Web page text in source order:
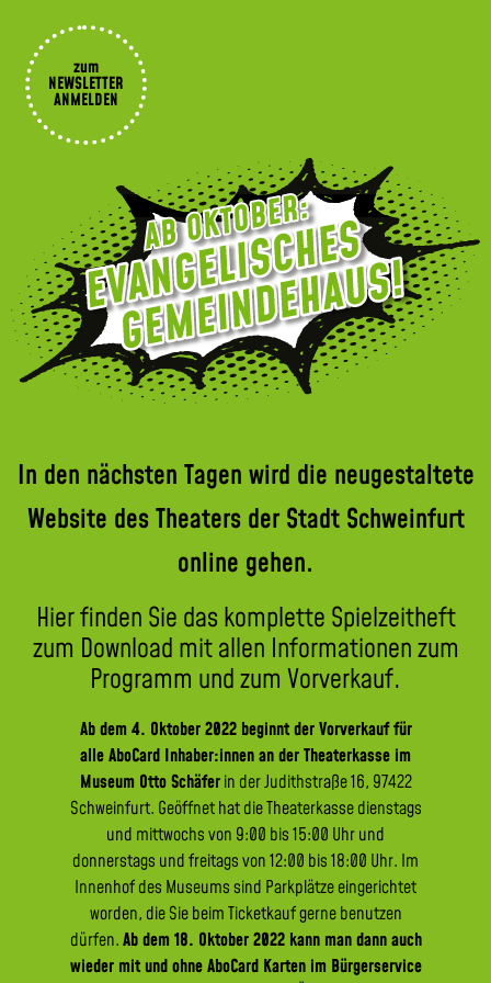
zum
NEWSLETTER
ANMELDEN
In den nächsten Tagen wird die neugestaltete
Website des Theaters der Stadt Schweinfurt
online gehen.
Hier finden Sie das komplette Spielzeitheft
zum Download mit allen Informationen zum
Programm und zum Vorverkauf.
Ab dem 4. Oktober 2022 beginnt der Vorverkauf für
alle AboCard Inhaber:innen an der Theaterkasse im
Museum Otto Schäferin der Judithstraße 16, 97422
Schweinfurt. Geöffnet hat die Theaterkasse dienstags
und mittwochs von 9:00 bis 15:00 Uhr und
donnerstags und freitags von 12:00 bis 18:00 Uhr. Im
Innenhof des Museums sind Parkplätze eingerichtet
worden, die Sie beim Ticketkauf gerne benutzen
dürfen.Ab dem 18. Oktober 2022 kann man dann auch
wieder mit und ohne AboCard Karten im Bürgerservice